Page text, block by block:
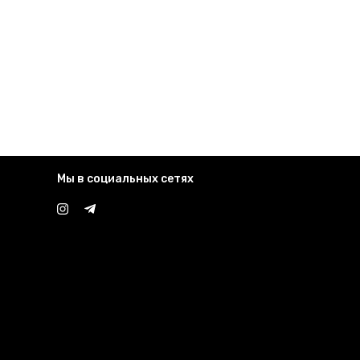
Мы в социальных сетях